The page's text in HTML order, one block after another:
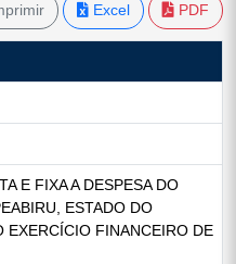
Excel PDF
E FIXA A DESPESA DO
ESTADO DO
EXERCÍCIO FINANCEIRO DE